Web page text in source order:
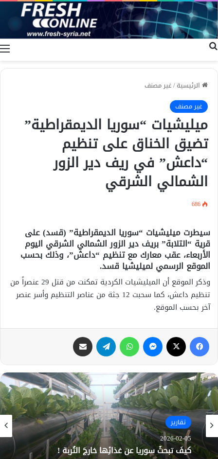
الرئيسية/غير مصنف
غير مصنف
ميليشيات “سوريا الديمقراطية”
تضيق الخناق على تنظيم
“داعش” في ريف دير الزور
الشمالي الشرقي
686
سيطرت ميليشيات “سوريا الديمقراطية” (قسد) على
قرية “التلابة” بريف دير الزور الشمالي الشرقي اليوم
الأربعاء، عقب معارك مع تنظيم “داعش”، وذلك بحسب
الموقع الرسمي لميليشيا قسد.
وذكر الموقع أن الميليشيات الكردية تمكنت من قتل 29 عنصراً من
تنظيم داعش، كما سحبت 12 جثة من عناصر التنظيم وأسر عنصر
آخر بحسب الموقع.
فيسبوك ماسنجر واتساب تيلقرام
تقارير
2026-02-05
كيفَ تبحثُ سوريا عن غذائِها خارجَ التُربة !